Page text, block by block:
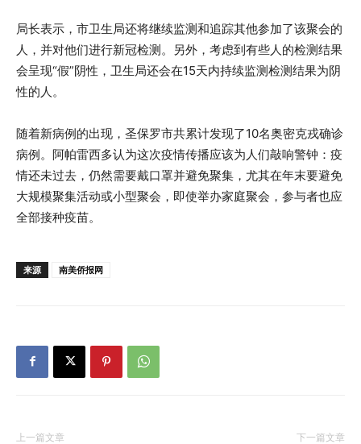
局长表示，市卫生局还将继续监测和追踪其他参加了该聚会的
人，并对他们进行新冠检测。另外，考虑到有些人的检测结果
会呈现“假”阴性，卫生局还会在15天内持续监测检测结果为阴
性的人。
随着新病例的出现，圣保罗市共累计发现了10名奥密克戎确诊
病例。阿帕雷西多认为这次疫情传播应该为人们敲响警钟：疫
情还未过去，仍然需要戴口罩并避免聚集，尤其在年末要避免
大规模聚集活动或小型聚会，即使举办家庭聚会，参与者也应
全部接种疫苗。
来源 南美侨报网
上一篇文章 下一篇文章